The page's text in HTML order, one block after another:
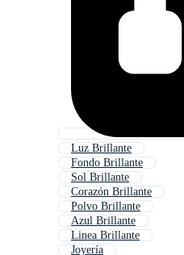
Luz Brillante
Fondo Brillante
Sol Brillante
Corazón Brillante
Polvo Brillante
Azul Brillante
Linea Brillante
Joyería